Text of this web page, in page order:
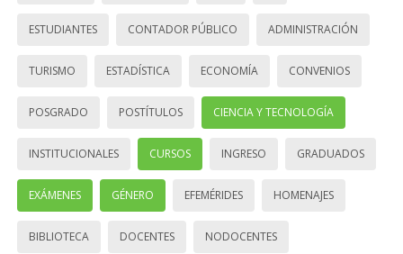
ESTUDIANTES CONTADOR PÚBLICO ADMINISTRACIÓN
TURISMO ESTADÍSTICA ECONOMÍA CONVENIOS
POSGRADO POSTÍTULOS CIENCIA Y TECNOLOGÍA
INSTITUCIONALES CURSOS INGRESO GRADUADOS
EXÁMENES GÉNERO EFEMÉRIDES HOMENAJES
BIBLIOTECA DOCENTES NODOCENTES